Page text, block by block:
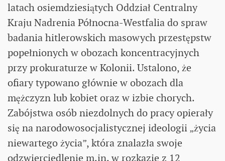
latach osiemdziesiątych Oddział Centralny
Kraju Nadrenia Północna-Westfalia do spraw
badania hitlerowskich masowych przestępstw
popełnionych w obozach koncentracyjnych
przy prokuraturze w Kolonii. Ustalono, że
ofiary typowano głównie w obozach dla
mężczyzn lub kobiet oraz w izbie chorych.
Zabójstwa osób niezdolnych do pracy opierały
się na narodowosocjalistycznej ideologii „życia
niewartego życia”, która znalazła swoje
odzwierciedlenie m.in. w rozkazie z 12